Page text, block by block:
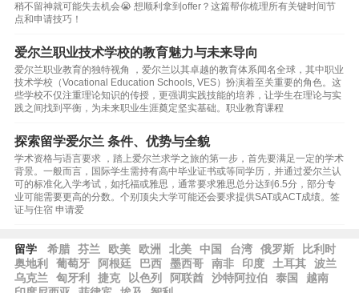
稍不留神就可能失去机会😭 想顺利拿到offer？这篇帮你梳理所有关键时间节
点和申请技巧！
爱尔兰职业技术学校的教育魅力与未来导向
爱尔兰职业教育的独特视角 ，爱尔兰以其卓越的教育体系闻名全球，其中职业
技术学校（Vocational Education Schools, VES）扮演着至关重要的角色。这
些学校不仅注重理论知识的传授，更强调实践技能的培养，让学生在理论与实
践之间找到平衡，为未来职业生涯奠定坚实基础。职业教育课程
探索留学爱尔兰 条件、优势与全貌
学术资格与语言要求 ，踏上爱尔兰求学之旅的第一步，首先要满足一定的学术
背景。一般而言，国际学生需持有高中毕业证书或等同学历，并通过爱尔兰认
可的标准化入学考试，如托福或雅思，通常要求雅思总分达到6.5分，部分专
业可能需要更高的分数。个别顶尖大学可能还会要求提供SAT或ACT成绩。签
证与住宿 申请爱
留学 希腊 芬兰 欧美 欧洲 北美 中国 台湾 俄罗斯
比利时
奥地利
葡萄牙 阿根廷 巴西 墨西哥 南非 印度 土耳其
波兰
乌克兰
匈牙利 捷克 以色列 阿联酋 沙特阿拉伯 泰国
越南